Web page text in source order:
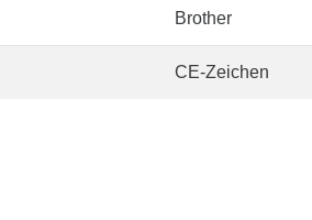
Brother
CE-Zeichen